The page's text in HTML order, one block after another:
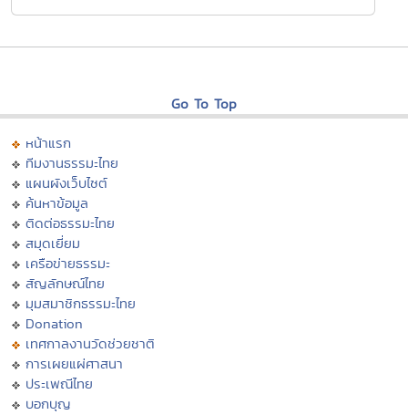
Go To Top
หน้าแรก
ทีมงานธรรมะไทย
แผนผังเว็บไซต์
ค้นหาข้อมูล
ติดต่อธรรมะไทย
สมุดเยี่ยม
เครือข่ายธรรมะ
สัญลักษณ์ไทย
มุมสมาชิกธรรมะไทย
Donation
เทศกาลงานวัดช่วยชาติ
การเผยแผ่ศาสนา
ประเพณีไทย
บอกบุญ